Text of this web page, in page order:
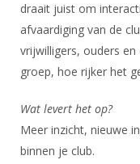
draait juist om
afvaardiging van de
vrijwilligers, ouders
groep, hoe rijker het
Wat levert het op?
Meer inzicht, nieuwe
binnen je club.